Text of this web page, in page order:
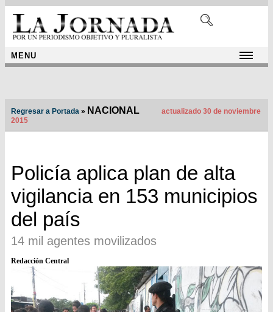
MENU
Regresar a Portada » NACIONAL
actualizado 30 de noviembre
2015
Policía aplica plan de alta
vigilancia en 153 municipios
del país
14 mil agentes movilizados
Redacción Central